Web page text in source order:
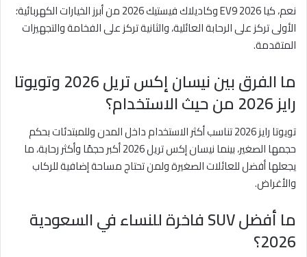
نعم، كيا EV9 2026 وكاديلاك فيستيك 2026 من أبرز الخيارات الكهربائية؛
الأولى تركز على الرحابة العائلية، والثانية تركز على الفخامة والتجهيزات
المتقدمة.
ما الفرق بين نيسان إكس تريل 2026 وتويوتا
رايز 2026 من حيث الاستخدام؟
تويوتا رايز 2026 تناسب أكثر الاستخدام داخل المدن وللمبتدئات بحكم
حجمها الصغير، بينما نيسان إكس تريل 2026 أكبر حجمًا وأكثر رحابة، ما
يجعلها أفضل للعائلات الصغيرة ولمن تحتاج مساحة إضافية للركاب
والأغراض.
ما أفضل SUV فاخرة للنساء في السعودية
2026؟